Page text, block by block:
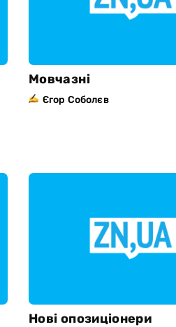
Мовчазні
Єгор Соболєв
Нові опозиціонери